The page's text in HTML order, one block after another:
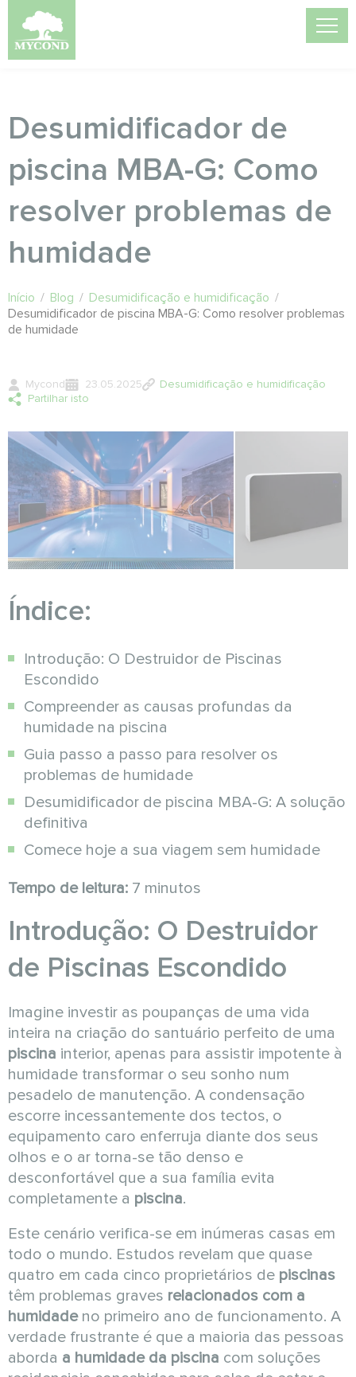
Desumidificador de
piscina MBA-G: Como
resolver problemas de
humidade
Início / Blog / Desumidificação e humidificação /
Desumidificador de piscina MBA-G: Como resolver problemas
de humidade
Mycond 23.05.2025
Desumidificação e humidificação
Partilhar isto
Índice:
Introdução: O Destruidor de Piscinas
Escondido
Compreender as causas profundas da
humidade na piscina
Guia passo a passo para resolver os
problemas de humidade
Desumidificador de piscina MBA-G: A solução
definitiva
Comece hoje a sua viagem sem humidade
Tempo de leitura: 7 minutos
Introdução: O Destruidor
de Piscinas Escondido
Imagine investir as poupanças de uma vida
inteira na criação do santuário perfeito de uma
piscina interior, apenas para assistir impotente à
humidade transformar o seu sonho num
pesadelo de manutenção. A condensação
escorre incessantemente dos tectos, o
equipamento caro enferruja diante dos seus
olhos e o ar torna-se tão denso e
desconfortável que a sua família evita
completamente a piscina.
Este cenário verifica-se em inúmeras casas em
todo o mundo. Estudos revelam que quase
quatro em cada cinco proprietários de piscinas
têm problemas graves relacionados com a
humidadeno primeiro ano de funcionamento. A
verdade frustrante é que a maioria das pessoas
aborda a humidade da piscina com soluções